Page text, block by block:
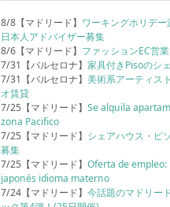
8/8【マドリード】 ワーキングホリデ
日本人アドバイザー募集
8/6【マドリード】 ファッションEC営
7/31【バルセロナ】家具付きPisoのシ
7/31【バルセロナ】美術系アーティス
オ賃貸
7/25【マドリード】Se alquila
zona Pacifico
7/25【マドリード】 シェアハウス・ピ
募集
7/25【マドリード】Oferta de empleo:
japonés idioma materno
7/24【マドリード】今話題のマドリー